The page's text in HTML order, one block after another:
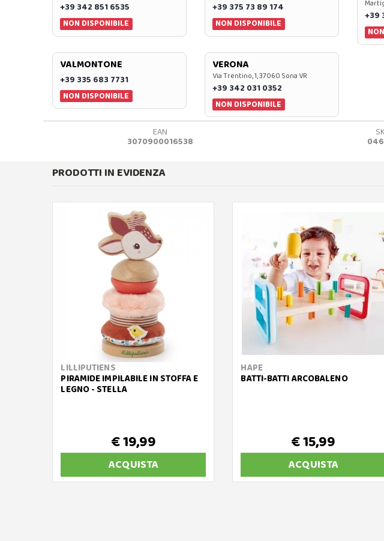
+39 342 851 6535
NON DISPONIBILE
+39 375 73 89 174
NON DISPONIBILE
+39
VALMONTONE
+39 335 683 7731
NON DISPONIBILE
VERONA
Via Trentino, 1, 37060 Sona VR
+39 342 031 0352
NON DISPONIBILE
EAN
3070900016538
PRODOTTI IN EVIDENZA
LILLIPUTIENS
PIRAMIDE IMPILABILE IN STOFFA E
LEGNO - STELLA
€ 19,99
ACQUISTA
HAPE
BATTI-BATTI ARCOBALENO
€ 15,99
ACQUISTA